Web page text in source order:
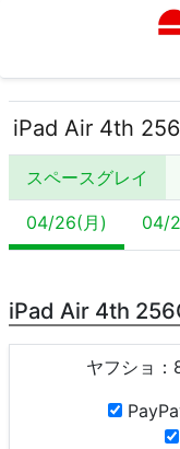
iPad Air 4th
スペースグレイ
04/26(月) 04/
iPad Air 4th
ヤフショ：